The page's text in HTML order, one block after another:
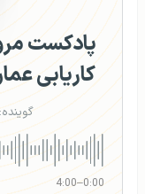
پادکست
کاریابی
0:00
–
4:00